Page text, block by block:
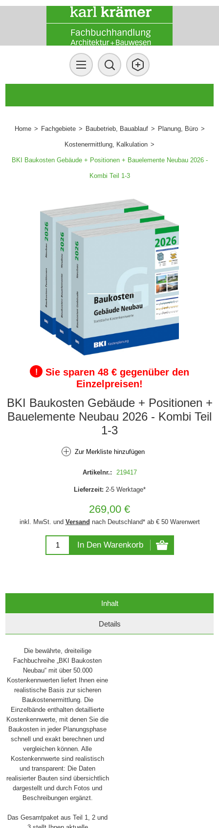
Home > Fachgebiete > Baubetrieb, Bauablauf > Planung, Büro >
Kostenermittlung, Kalkulation >
BKI Baukosten Gebäude + Positionen + Bauelemente Neubau 2026 -
Kombi Teil 1-3
!
Sie sparen 48 € gegenüber den
Einzelpreisen!
BKI Baukosten Gebäude + Positionen +
Bauelemente Neubau 2026 - Kombi Teil
1-3
Zur Merkliste hinzufügen
Artikelnr.: 219417
Lieferzeit: 2-5 Werktage*
269,00 €
inkl. MwSt. und Versand nach Deutschland* ab € 50 Warenwert
In Den Warenkorb
Inhalt
Details
Die bewährte, dreiteilige
Fachbuchreihe „BKI Baukosten
Neubau“ mit über 50.000
Kostenkennwerten liefert Ihnen eine
realistische Basis zur sicheren
Baukostenermittlung. Die
Einzelbände enthalten detaillierte
Kostenkennwerte, mit denen Sie die
Baukosten in jeder Planungsphase
schnell und exakt berechnen und
vergleichen können. Alle
Kostenkennwerte sind realistisch
und transparent: Die Daten
realisierter Bauten sind übersichtlich
dargestellt und durch Fotos und
Beschreibungen ergänzt.
Das Gesamtpaket aus Teil 1, 2 und